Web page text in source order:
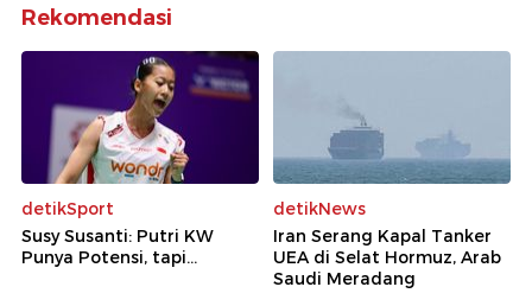
Rekomendasi
detikSport
Susy Susanti: Putri KW
Punya Potensi, tapi...
detikNews
Iran Serang Kapal Tanker
UEA di Selat Hormuz, Arab
Saudi Meradang